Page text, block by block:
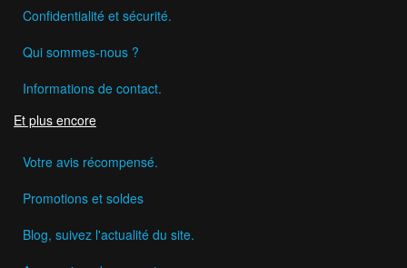
Confidentialité et sécurité.
Qui sommes-nous ?
Informations de contact.
Et plus encore
Votre avis récompensé.
Promotions et soldes
Blog, suivez l'actualité du site.